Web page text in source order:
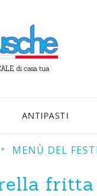
di casa tua
ANTIPASTI
MENÙ DEL